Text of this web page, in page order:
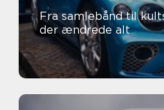
Fra samlebånd til
der ændrede alt